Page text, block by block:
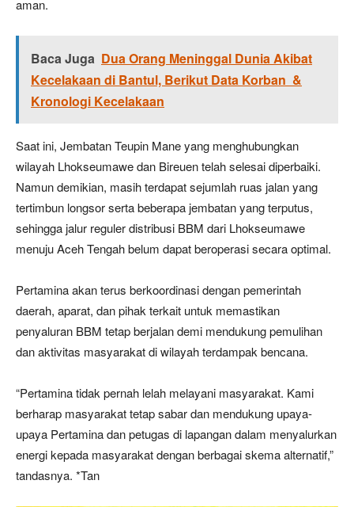
aman.
Baca Juga Dua Orang Meninggal Dunia Akibat
Kecelakaan di Bantul, Berikut Data Korban &
Kronologi Kecelakaan
Saat ini, Jembatan Teupin Mane yang menghubungkan
wilayah Lhokseumawe dan Bireuen telah selesai diperbaiki.
Namun demikian, masih terdapat sejumlah ruas jalan yang
tertimbun longsor serta beberapa jembatan yang terputus,
sehingga jalur reguler distribusi BBM dari Lhokseumawe
menuju Aceh Tengah belum dapat beroperasi secara optimal.
Pertamina akan terus berkoordinasi dengan pemerintah
daerah, aparat, dan pihak terkait untuk memastikan
penyaluran BBM tetap berjalan demi mendukung pemulihan
dan aktivitas masyarakat di wilayah terdampak bencana.
“Pertamina tidak pernah lelah melayani masyarakat. Kami
berharap masyarakat tetap sabar dan mendukung upaya-
upaya Pertamina dan petugas di lapangan dalam menyalurkan
energi kepada masyarakat dengan berbagai skema alternatif,”
tandasnya. *Tan